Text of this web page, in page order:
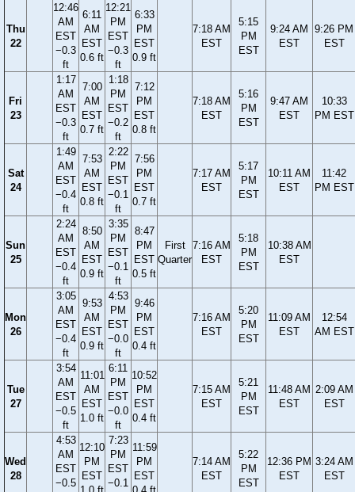
Thu
22
12:46
AM
EST
−0.3
ft
6:11
AM
EST
0.6 ft
12:21
PM
EST
−0.3
ft
6:33
PM
EST
0.9 ft
7:18 AM
EST
5:15
PM
EST
9:24 AM
EST
9:26 PM
EST
Fri
23
1:17
AM
EST
−0.3
ft
7:00
AM
EST
0.7 ft
1:18
PM
EST
−0.2
ft
7:12
PM
EST
0.8 ft
7:18 AM
EST
5:16
PM
EST
9:47 AM
EST
10:33
PM EST
Sat
24
1:49
AM
EST
−0.4
ft
7:53
AM
EST
0.8 ft
2:22
PM
EST
−0.1
ft
7:56
PM
EST
0.7 ft
7:17 AM
EST
5:17
PM
EST
10:11 AM
EST
11:42
PM EST
Sun
25
2:24
AM
EST
−0.4
ft
8:50
AM
EST
0.9 ft
3:35
PM
EST
−0.1
ft
8:47
PM
EST
0.5 ft
First
Quarter
7:16 AM
EST
5:18
PM
EST
10:38 AM
EST
Mon
26
3:05
AM
EST
−0.4
ft
9:53
AM
EST
0.9 ft
4:53
PM
EST
−0.0
ft
9:46
PM
EST
0.4 ft
7:16 AM
EST
5:20
PM
EST
11:09 AM
EST
12:54
AM EST
Tue
27
3:54
AM
EST
−0.5
ft
11:01
AM
EST
1.0 ft
6:11
PM
EST
−0.0
ft
10:52
PM
EST
0.4 ft
7:15 AM
EST
5:21
PM
EST
11:48 AM
EST
2:09 AM
EST
Wed
28
4:53
AM
EST
−0.5
12:10
PM
EST
7:23
PM
EST
−0.1
11:59
PM
EST
7:14 AM
EST
5:22
PM
EST
12:36 PM
EST
3:24 AM
EST